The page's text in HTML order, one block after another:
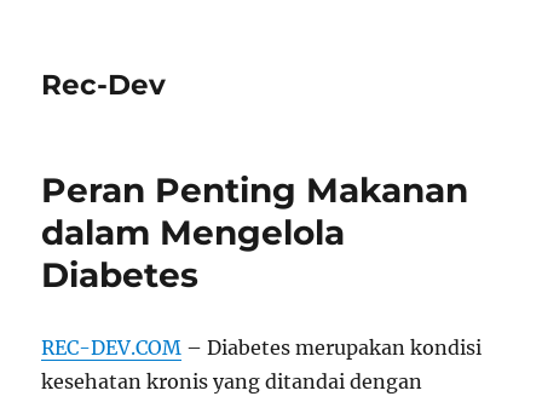
Rec-Dev
Peran Penting Makanan
dalam Mengelola
Diabetes
REC-DEV.COM – Diabetes merupakan kondisi
kesehatan kronis yang ditandai dengan